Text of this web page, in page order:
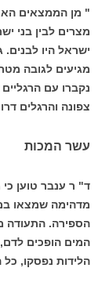
" מן הממצאים
מצרים לבין בני
ישראל היו
נקברו עם
צפונה והרגלים
עשר המכות
ד" ר ענבר טוען
מדהימה שמצאו
הספירה. התעודה
המים הופכים
הלידות נפסקו, כל